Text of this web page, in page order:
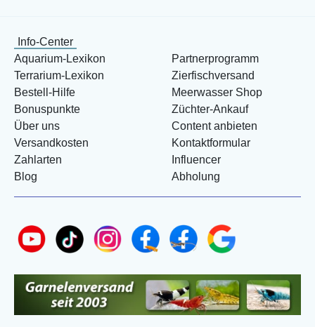
Info-Center
Aquarium-Lexikon
Terrarium-Lexikon
Bestell-Hilfe
Bonuspunkte
Über uns
Versandkosten
Zahlarten
Blog
Partnerprogramm
Zierfischversand
Meerwasser Shop
Züchter-Ankauf
Content anbieten
Kontaktformular
Influencer
Abholung